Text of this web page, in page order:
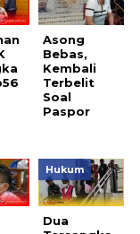
Asong
Bebas,
Kembali
Terbelit
Soal
Paspor
Hukum
Dua